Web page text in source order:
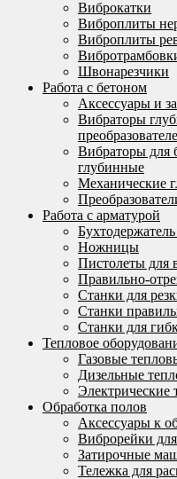
Виброкатки
Виброплиты
Виброплиты
Швонарезчики
Работа с бетоном
Аксессуары и
Вибраторы
Вибраторы для
глубинные
Механические
Работа с арматурой
Ножницы
Пистолеты для
Правильно-
Станки для
Станки
Станки для
Тепловое
Газовые
Дизельные
Электрические
Обработка полов
Аксессуары к
Виброрейки
Затирочные
Тележка для